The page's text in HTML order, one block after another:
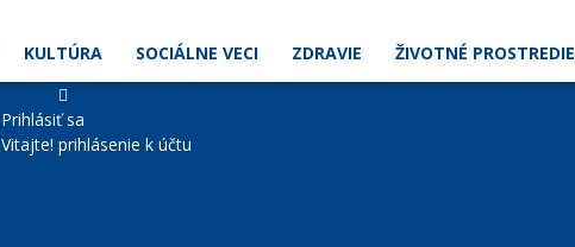
KULTÚRA SOCIÁLNE VECI ZDRAVIE ŽIVOTNÉ PROSTREDIE
Prihlásiť sa
Vitajte! prihlásenie k účtu